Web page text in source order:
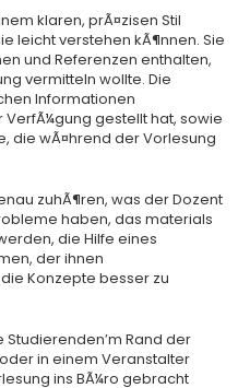
klaren, prÃ¤zisen Stil
leicht verstehen kÃ¶nnen. Sie
und Referenzen enthalten,
vermitteln wollte. Die
Informationen
gestellt hat, sowie
die wÃ¤hrend der Vorlesung
zuhÃ¶ren, was der Dozent
haben, das materials
die Hilfe eines
der ihnen
Konzepte besser zu
Rand der
in einem Veranstalter
ins BÃ¼ro gebracht